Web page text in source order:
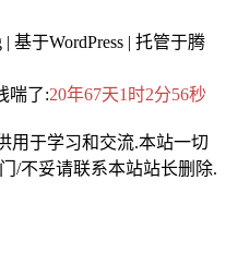
| 基于WordPress | 托管于腾
喘了:20年67天1时2分57秒
用于学习和交流.本站一切
/不妥请联系本站站长删除.